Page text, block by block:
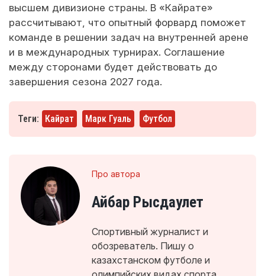
высшем дивизионе страны. В «Кайрате»
рассчитывают, что опытный форвард поможет
команде в решении задач на внутренней арене
и в международных турнирах. Соглашение
между сторонами будет действовать до
завершения сезона 2027 года.
Теги: Кайрат Марк Гуаль Футбол
Про автора
Айбар Рысдаулет
Спортивный журналист и
обозреватель. Пишу о
казахстанском футболе и